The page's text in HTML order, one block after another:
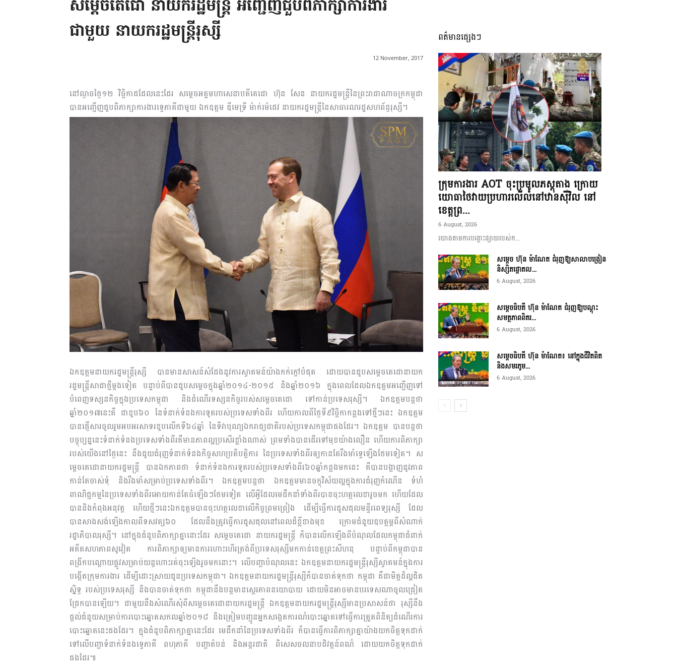
អង្គ
ភាព​
ព័ត៌មាន​
និង
ប្រតិកម្ម
រហ័ស
សម្ដេចតេជោ នាយករដ្ឋមន្ត្រី អញ្ជើញជួបពិភាក្សាការងារ
ជាមួយ នាយករដ្ឋមន្ត្រីរុស្សី
12 November, 2017
នៅល្ងាចថ្ងៃ១២ វិច្ឆិកាដដែលនេះដែរ សម្តេចអគ្គមហាសេនាបតីតេជោ ហ៊ុន សែន នាយករដ្ឋមន្រ្តីនៃព្រះរាជាណាចក្រកម្ពុជា
បានអញ្ជើញជួបពិភាក្សាការងារទ្វេភាគីជាមួយ ឯកឧត្តម ឌីមេទ្រី ម៉ាក់ម៉េដេវ នាយករដ្ឋមន្រ្តីនៃសាធារណរដ្ឋសហព័ន្ធរុស្សី។
ឯកឧត្តមនាយករដ្ឋមន្រ្តីរុស្សី បានមានសាសន៍សំដែងនូវការស្វាគមន៍យ៉ាងកក់ក្តៅបំផុត ដោយបានជួបសម្តេចតេជោនាយក
រដ្ឋមន្រ្តីសាជាថ្មីម្តងទៀត បន្ទាប់ពីបានជួបសម្តេចក្នុងឆ្នាំ២០១៤-២០១៥ និងឆ្នាំ២០១៦ ក្នុងពេលដែលឯកឧត្តមអញ្ជើញទៅ
បំពេញទស្សនកិច្ចក្នុងប្រទេសកម្ពុជា និងដំណើរទស្សនកិច្វរបស់សម្តេចតេជោ ទៅកាន់ប្រទេសរុស្សី។ ឯកឧត្តមបន្តថា
ឆ្នាំ២០១៧នេះគឺ ជាខួប៦០ នៃទំនាក់ទំនងការទូតរបស់ប្រទេសទាំងពីរ ហើយកាលពីថ្ងៃទី៩វិច្ឆិកាកន្លងទៅថ្មីៗនេះ ឯកឧត្តម
បានផ្ញើសារចូលរួមអបអរសាទរខួបលើកទី៦៤ឆ្នាំ នៃទិវាបុណ្យឯករាជ្យជាតិរបស់ប្រទេសកម្ពុជាផងដែរ។ ឯកឧត្ដម បានបន្តថា
បច្ចុប្បន្ននេះទំនាក់ទំនងប្រទេសទាំងពីរគឺមានភាពល្អប្រសើរខ្លាំងណាស់ ព្រមទាំងបានដើរទៅមុខយ៉ាងលឿន ហើយការពិភាក្សា
របស់យើងនៅថ្ងៃនេះ នឹងជួយជំរុញទំនាក់ទំនងកិច្ចសហប្រតិបត្តិការ នៃប្រទេសទាំងពីរឲ្យកានតែរឹងមាំទ្វេឡើងថែមទៀត។ ស
ម្តេចតេជោនាយករដ្ឋមន្រ្តី បានឯកភាពថា ទំនាក់ទំនងការទូតរបស់ប្រទេសទាំងពីរ៦០ឆ្នាំកន្លងមកនេះ គឺបានបង្ហាញនូវភាព
កាន់តែចាស់ទុំ និងរឹងមាំសម្រាប់ប្រទេសទាំងពីរ។ ឯកឧត្តមបន្តថា ឯកឧត្តមមានចក្ខុវិស័យល្អក្នុងការជំរុញកំណើន ទំហំ
ពាណិជ្ជកម្មនៃប្រទេសទាំងពីរអោយកាន់តែធំឡើងៗថែមទៀត លើអ្វីដែលមេដឹកនាំទាំងពីរបានចុះហត្ថលេខារួចមក ហើយដែល
បាននិងកំពុងអនុវត្ត ហើយថ្មីៗនេះឯកឧត្តមបានចុះហត្ថលេខាលើកិច្ចព្រមព្រៀង ដើម្បីធ្វើការជួសជុលមន្ទីរពេទ្យរុស្សី ដែល
បានសាងសង់ឡើងកាលពីទសវត្ស៦០ ដែលនឹងត្រូវធ្វើការជួសជុលនៅពេលដ៏ខ្លីខាងមុខ ក្រោមជំនួយឧបត្ថម្ភពីសំណាក់
រដ្ឋាភិបាលរុស្សី។ នៅក្នុងជំនួបពិភាក្សាគ្នានោះដែរ សម្តេចតេជោ នាយករដ្ឋមន្រ្តី ក៏បានលើកឡើងពីបំណុលដែលកម្ពុជាជំពាក់
អតីតសហភាពសូវៀត ការពិភាក្សាឲ្យមានការហោះហើរត្រង់ពីប្រទេសរុស្សីមកកាន់ខេត្តព្រះសីហនុ បន្ទាប់ពីកម្ពុជាបាន
ពង្រីកបណ្តោយផ្លូវសម្រាប់យន្តហោះរត់ចុះឡើងរួចមកនោះ។ លើបញ្ហាបំណុលនេះ ឯកឧត្តមនាយករដ្ឋមន្រ្តីរុស្សីស្វាគមន៍ក្នុងការ
បង្កើតក្រុមការងារ ដើម្បីដោះស្រាយជូនប្រទេសកម្ពុជា។ ឯកឧត្តមនាយករដ្ឋមន្រ្តីរុស្សីក៏បានចាត់ទុកថា កម្ពុជា គឺជាមិត្តដ៏ល្អជិត
ស្និទ្ធ របស់ប្រទេសរុស្សី និងបានចាត់ទុកថា កម្ពុជានឹងបន្តមានស្ថេរភាពនយោបាយ ដោយមិនអាចមានបរទេសណាចូលជ្រៀត
ជ្រែកបានឡើយ។ ជាមួយនឹងសំណើរសុំពីសម្តេចតេជោនាយករដ្ឋមន្រ្តី ឯកឧត្តមនាយករដ្ឋមន្រ្តីរុស្សីមានប្រសាសន៍ថា រុស្សីនឹង
ផ្តល់ជំនួយសម្រាប់ការបោះឆ្នោតសកលឆ្នាំ២០១៨ និងត្រៀមបញ្ជូនអ្នកសង្កេតការណ៍បោះឆ្នោតទៅធ្វើការត្រួតពិនិត្យដំណើរការ
បោះឆ្នោតនេះផងដែរ។ ក្នុងជំនួបពិភាក្សាគ្នានេះដែរ មេដឹកនាំនៃប្រទេសទាំងពីរ ក៏បានធ្វើការពិភាក្សាគ្នាយ៉ាងយកចិត្តទុកដាក់
ទៅលើបញ្ហាទំនាក់ទំនងទ្វេភាគី ពហុភាគី បញ្ហាតំបន់ និងអន្តរជាតិ ពិសេសចលនាបដិវត្តន៍ពណ៌ ដោយយកចិត្តទុកដាក់
ផងដែរ៕
ពត៌មានផ្សេងៗ
ក្រុមការងារ AOT ចុះប្រមូលភស្តុតាង ក្រោយ
យោធាថៃវាយប្រហារលើលំនៅឋានស៊ីវិល នៅ
ខេត្តព្រ...
6 August, 2026
យោងតាមការបង្ហោះផ្សាយរបស់ក...
សម្តេច ហ៊ុន ម៉ាណែត ជំរុញឱ្យសាលាបង្រៀន
និស្សិតផ្តោតល...
6 August, 2026
សម្តេចធិបតី ហ៊ុន ម៉ាណែត ជំរុញឱ្យបណ្តុះ
សមត្ថភាពពិតរ...
6 August, 2026
សម្តេចធិបតី ហ៊ុន ម៉ាណែត៖ នៅក្នុងជីវិតពិត
និងសមរភូម...
6 August, 2026